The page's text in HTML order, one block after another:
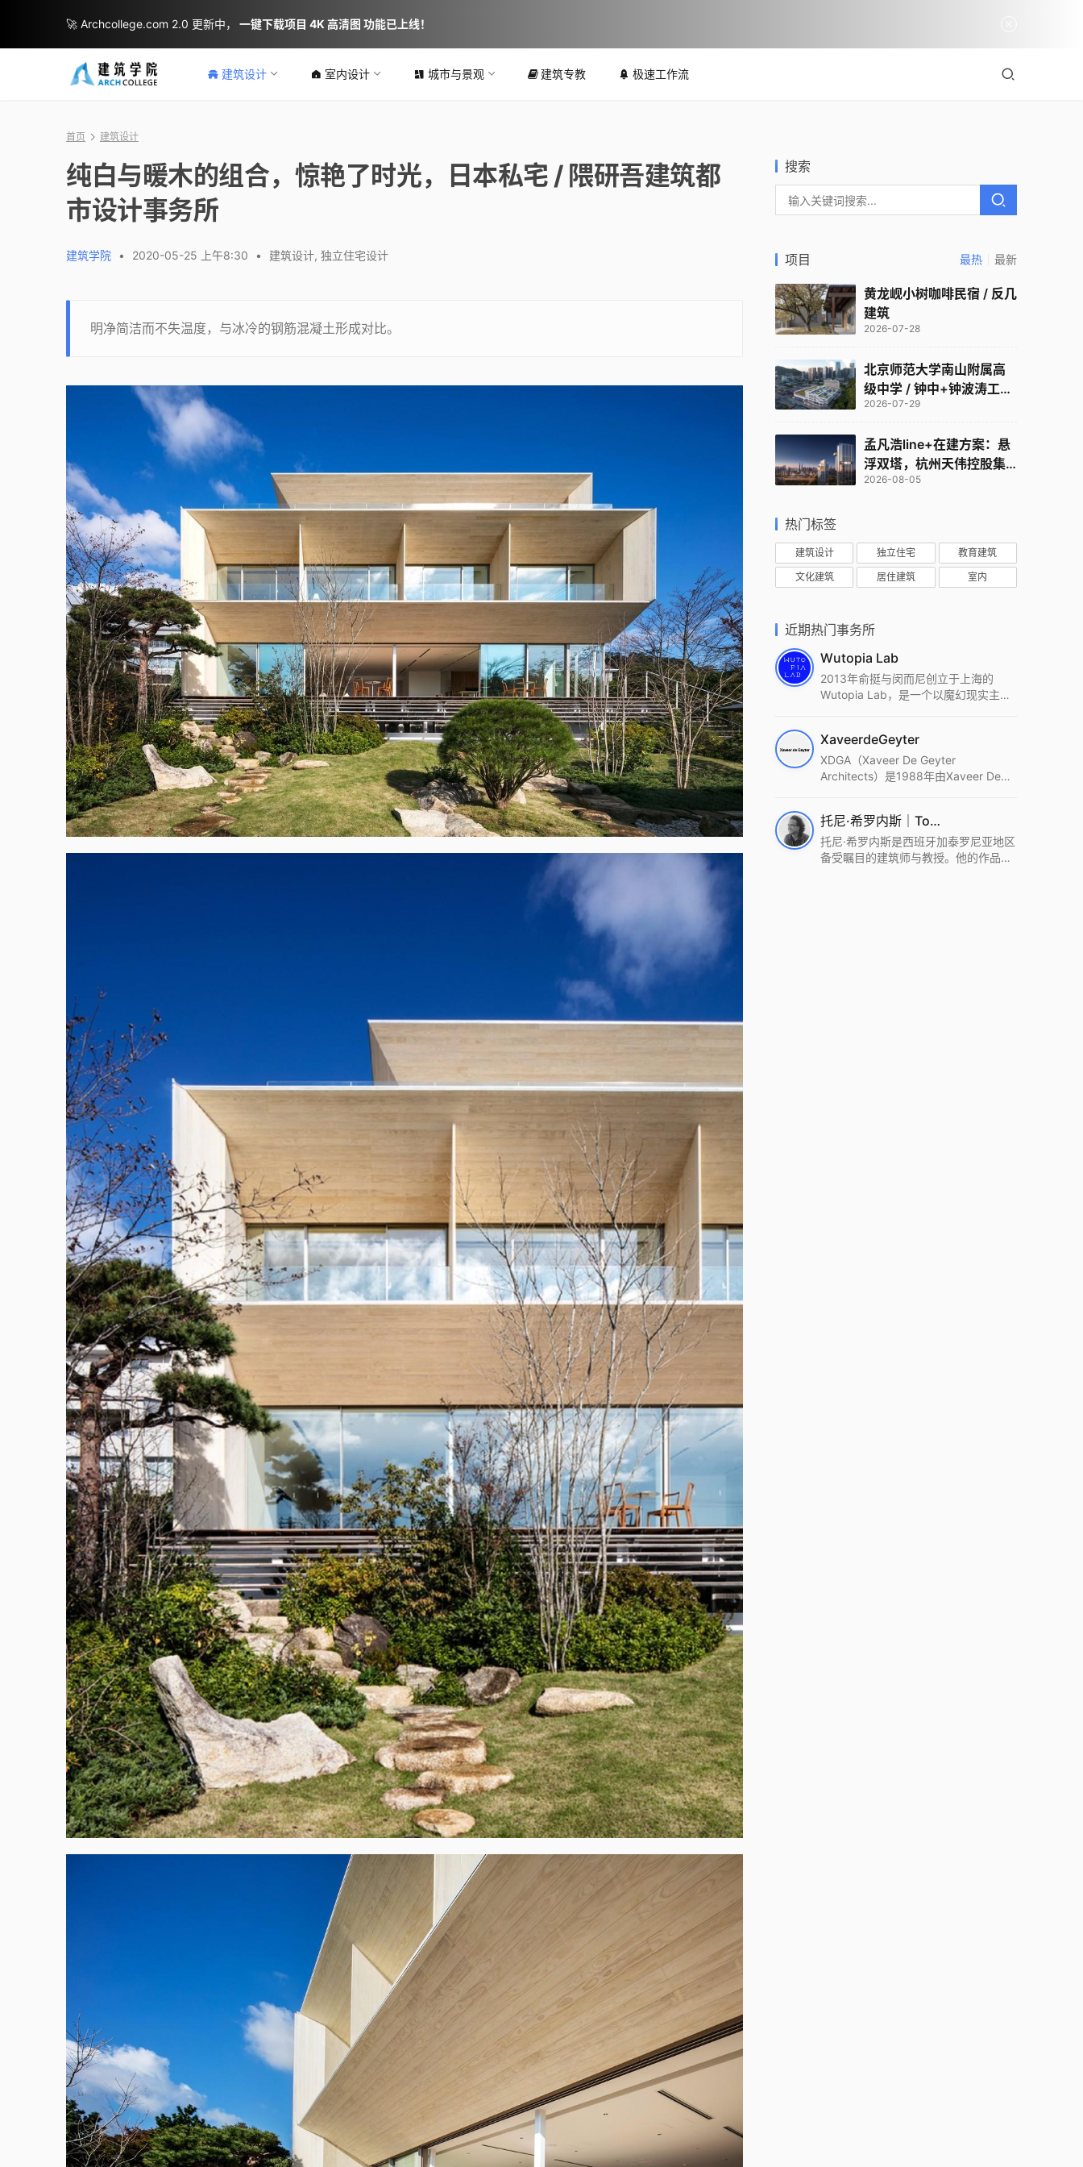
建筑设计 室内设计 城市与景观 建筑专教 极速工作流
首页 建筑设计
纯白与暖木的组合，惊艳了时光，日本私宅 / 隈研吾建筑都
市设计事务所
建筑学院 • 2020-05-25 上午8:30 • 建筑设计, 独立住宅设计
明净简洁而不失温度，与冰冷的钢筋混凝土形成对比。
搜索
项目 最热 最新
黄龙岘小树咖啡民宿 / 反几
建筑
2026-07-28
北京师范大学南山附属高
级中学 / 钟中+钟波涛工作
室
2026-07-29
孟凡浩line+在建方案：悬
浮双塔，杭州天伟控股集
团总部
2026-08-05
热门标签
建筑设计 独立住宅 教育建筑
文化建筑 居住建筑 室内
近期热门事务所
Wutopia Lab
2013年俞挺与闵而尼创立于上海的
Wutopia Lab，是一个以魔幻现实主
统这种新的思维范式为基础，以上海性
和生活性为介入设计的原点，以建筑为
工具，从而推动建筑学和社会学进步。
2022 DFA中获Merit,2021 Architizer
A+ Firm Awards中获Special
Mention：Best Young Firm，2020 IF
XaveerdeGeyter
XDGA（Xaveer De Geyter
Architects）是1988年由Xaveer De
进的设计方法、多元的专业团队和国际
化的作品著称，曾获密斯·凡·德罗奖、
Bigmat奖等多项重要奖项。XDGA主张
托尼·希罗内斯｜Toni Gironès
托尼·希罗内斯是西班牙加泰罗尼亚地区
备受瞩目的建筑师与教授。他的作品深
🚀 Archcollege.com 2.0 更新中， 一键下载项目 4K 高清图 功能已上线！